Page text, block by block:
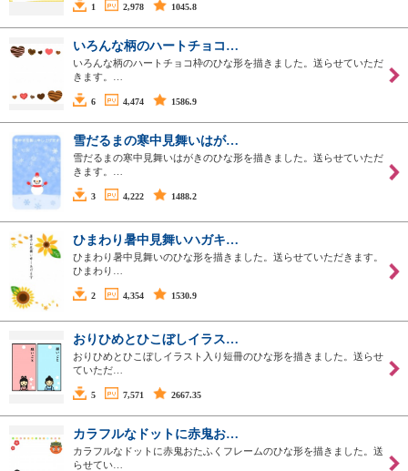
1 2,978 1045.8
いろんな柄のハートチョコ…
いろんな柄のハートチョコ枠のひな形を描きました。送らせていただ
きます。…
6 4,474 1586.9
雪だるまの寒中見舞いはが…
雪だるまの寒中見舞いはがきのひな形を描きました。送らせていただ
きます。…
3 4,222 1488.2
ひまわり暑中見舞いハガキ…
ひまわり暑中見舞いのひな形を描きました。送らせていただきます。
ひまわり…
2 4,354 1530.9
おりひめとひこぼしイラス…
おりひめとひこぼしイラスト入り短冊のひな形を描きました。送らせ
ていただ…
5 7,571 2667.35
カラフルなドットに赤鬼お…
カラフルなドットに赤鬼おたふくフレームのひな形を描きました。送
らせてい…